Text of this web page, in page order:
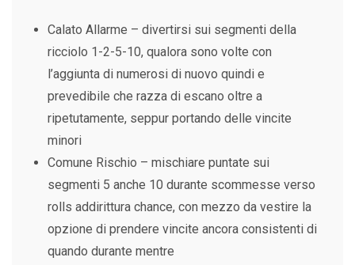
Calato Allarme – divertirsi sui segmenti della
ricciolo 1-2-5-10, qualora sono volte con
l’aggiunta di numerosi di nuovo quindi e
prevedibile che razza di escano oltre a
ripetutamente, seppur portando delle vincite
minori
Comune Rischio – mischiare puntate sui
segmenti 5 anche 10 durante scommesse verso
rolls addirittura chance, con mezzo da vestire la
opzione di prendere vincite ancora consistenti di
quando durante mentre